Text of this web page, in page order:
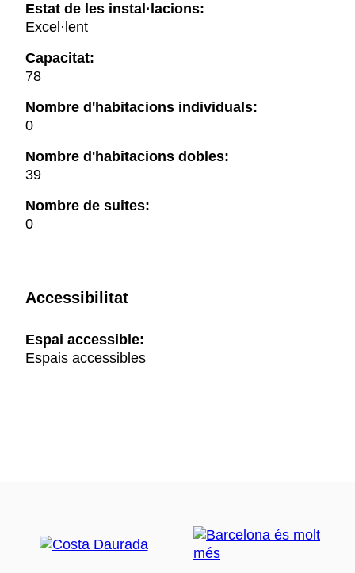
Estat de les instal·lacions:
Excel·lent
Capacitat:
78
Nombre d'habitacions individuals:
0
Nombre d'habitacions dobles:
39
Nombre de suites:
0
Accessibilitat
Espai accessible:
Espais accessibles